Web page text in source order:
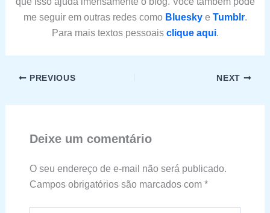
me seguir em outras redes como Blueskye Tumblr.
Para mais textos pessoais clique aqui.
PREVIOUS NEXT
Deixe um comentário
O seu endereço de e-mail não será publicado.
Campos obrigatórios são marcados com *